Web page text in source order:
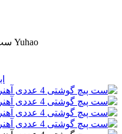
ست پیچ گوشتی 4 عددی آهنربایی Yuhao